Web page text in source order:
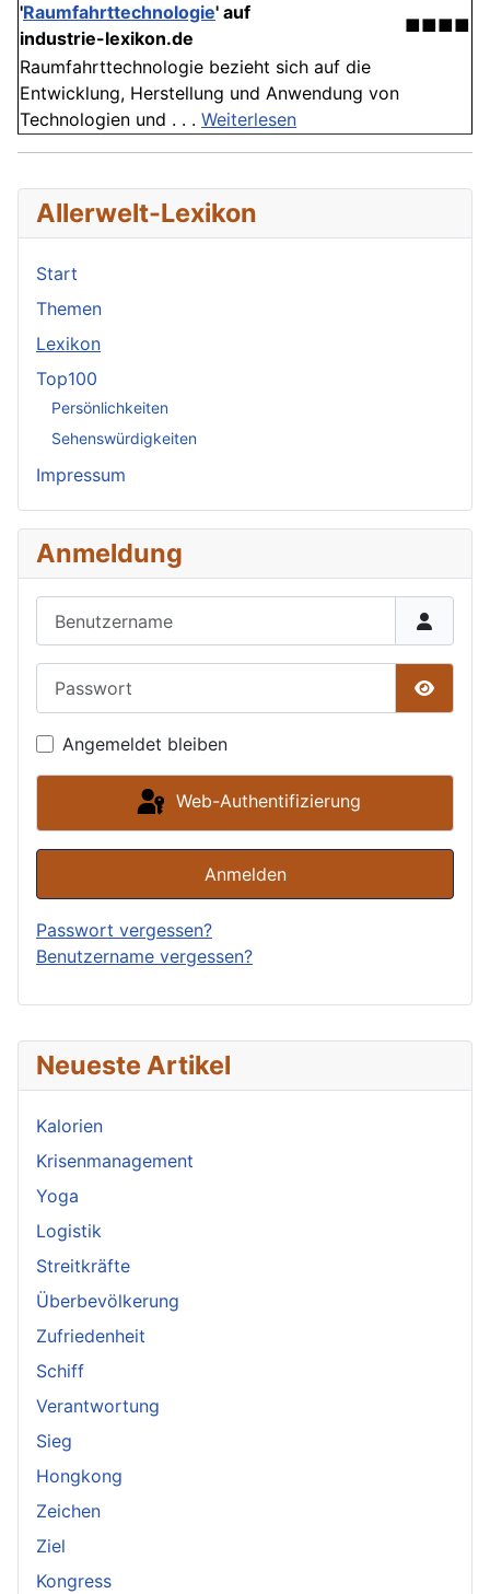
Neueste Artikel
Kalorien
Krisenmanagement
Yoga
Logistik
Streitkräfte
Überbevölkerung
Zufriedenheit
Schiff
Verantwortung
Sieg
Hongkong
Zeichen
Ziel
Kongress
'Raumfahrttechnologie' auf
industrie-lexikon.de
■■■■
Raumfahrttechnologie bezieht sich auf die
Entwicklung, Herstellung und Anwendung von
Technologien und . . . Weiterlesen
Allerwelt-Lexikon
Start
Themen
Lexikon
Top100
Persönlichkeiten
Sehenswürdigkeiten
Impressum
Anmeldung
Angemeldet bleiben
Web-Authentifizierung
Anmelden
Passwort vergessen?
Benutzername vergessen?